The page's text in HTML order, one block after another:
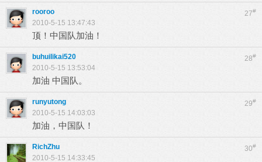
27#
rooroo
2010-5-15 13:47:43
顶！中国队加油！
28#
buhuilikai520
2010-5-15 13:53:04
加油 中国队。
29#
runyutong
2010-5-15 14:03:03
加油，中国队！
30#
RichZhu
2010-5-15 14:33:45